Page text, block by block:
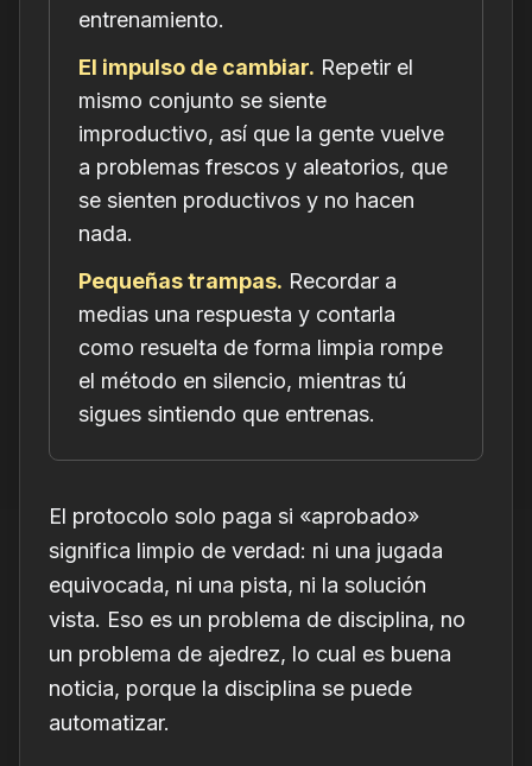
entrenamiento.
El impulso de cambiar. Repetir el
mismo conjunto se siente
improductivo, así que la gente vuelve
a problemas frescos y aleatorios, que
se sienten productivos y no hacen
nada.
Pequeñas trampas. Recordar a
medias una respuesta y contarla
como resuelta de forma limpia rompe
el método en silencio, mientras tú
sigues sintiendo que entrenas.
El protocolo solo paga si «aprobado»
significa limpio de verdad: ni una jugada
equivocada, ni una pista, ni la solución
vista. Eso es un problema de disciplina, no
un problema de ajedrez, lo cual es buena
noticia, porque la disciplina se puede
automatizar.